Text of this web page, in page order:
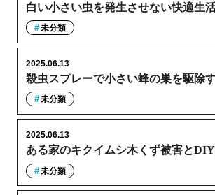
白い小さい虫を発生させない快適生
未分類
殺虫スプレーで小さい蜂の巣を駆除
2025.06.13
未分類
ある家のキクイムシ木くず被害と
2025.06.13
未分類